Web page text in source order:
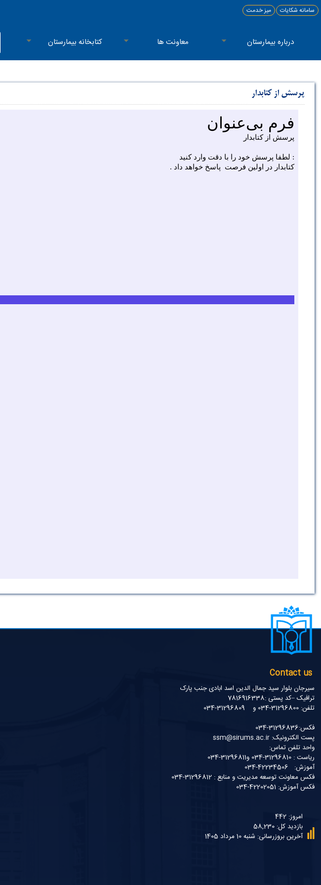
سامانه شکایات میز خدمت
درباره بیمارستان معاونت ها کتابخانه بیمارستان
پرسش از کتابدار
Contact us
سیرجان بلوار سید جمال الدین اسد ابادی جنب پارک
ترافیک –کد پستی :7816916338
تلفن: 31296800-034 و 31296809-034
فکس:31296836-034
پست الکترونیک: ssm@sirums.ac.ir
واحد تلفن تماس:
ریاست : 31296810-034 و31296811-034
آموزش: 42234506-034
فکس معاونت توسعه مدیریت و منابع : 31296812-034
فکس آموزش: 42202051-034
امروز: 442
بازدید کل: 58,230
آخرین بروزرسانی: شنبه 10 مرداد 1405